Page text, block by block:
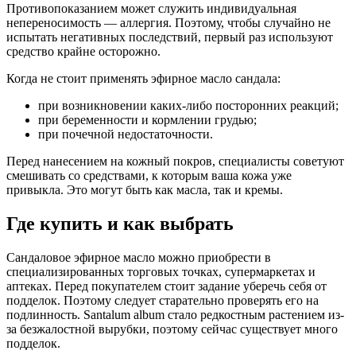
Противопоказанием может служить индивидуальная
непереносимость — аллергия. Поэтому, чтобы случайно не
испытать негативных последствий, первый раз используют
средство крайне осторожно.
Когда не стоит применять эфирное масло сандала:
при возникновении каких-либо посторонних реакций;
при беременности и кормлении грудью;
при почечной недостаточности.
Перед нанесением на кожный покров, специалисты советуют
смешивать со средствами, к которым ваша кожа уже
привыкла. Это могут быть как масла, так и кремы.
Где купить и как выбрать
Сандаловое эфирное масло можно приобрести в
специализированных торговых точках, супермаркетах и
аптеках. Перед покупателем стоит задание уберечь себя от
подделок. Поэтому следует старательно проверять его на
подлинность. Santalum album стало редкостным растением из-
за безжалостной вырубки, поэтому сейчас существует много
подделок.